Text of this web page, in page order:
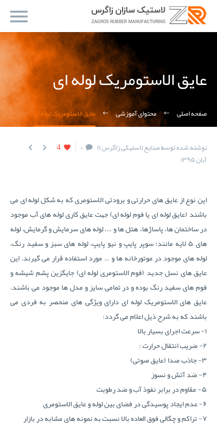
عایق الاستومریک لوله ای
صفحه اصلی محتوای آموزشی عایق الاستومریک لوله ای
۰ 4
  نوشته شده توسط صنایع لاستیکی زاگرس۱۱
آبان ۱۳۹۵
این نوع از عایق های حرارتی و برودتی الاستومری که به شکل لوله ای می
باشند (عایق لوله ای یا فوم لوله ای) جهت عایق کاری لوله های آب موجود
در ساختمان ها، پاساژها، هتل ها و …، لوله های سرمایش و گرمایش، لوله
های ۵ لایه مانند؛ سوپر پایپ و نیو پایپ، لوله های سبز و سفید رنگ،
لوله های موجود در موتورخانه ها و … مورد استفاده قرار می گیرند. این
عایق های نسل جدید (فوم الاستومری لوله ای) جایگزین پشم شیشه و
فوم های سفید رنگ بوده و در تمامی سایز و مدل ها موجود می باشند.
عایق های الاستومریک لوله ای دارای ویژگی های منحصر به فردی می
باشند که به شرح ذیل اعلام می گردد:
۱- سرعت اجرای بسیار بالا
۲- ضریب انتقال حرارت :
۳- جاذب صدا (عایق صوتی)
۴- ضد آتش و نسوز
۵- مقاوم در برابر نفوذ آب و ضد رطوبت
۶- عدم ایجاد پوسیدگی در فضای بین لوله و عایق الاستومری
۷- تراکم و چگالی فوق العاده بالا نسبت به نمونه های مشابه در بازار